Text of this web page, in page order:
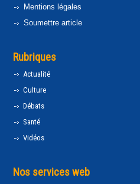
Mentions légales
Soumettre article
Rubriques
Actualité
Culture
Débats
Santé
Vidéos
Nos services web